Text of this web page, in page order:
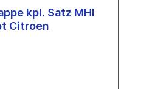
kpl. Satz MHI
Citroen